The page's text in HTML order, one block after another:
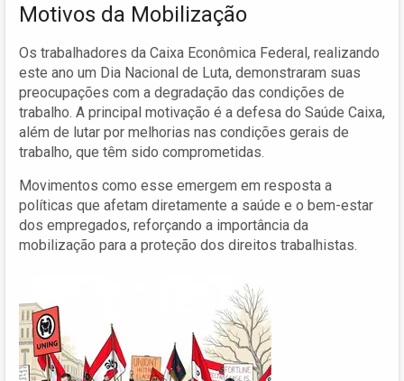
Motivos da Mobilização
Os trabalhadores da Caixa Econômica Federal, realizando
este ano um Dia Nacional de Luta, demonstraram suas
preocupações com a degradação das condições de
trabalho. A principal motivação é a defesa do Saúde Caixa,
além de lutar por melhorias nas condições gerais de
trabalho, que têm sido comprometidas.
Movimentos como esse emergem em resposta a
políticas que afetam diretamente a saúde e o bem-estar
dos empregados, reforçando a importância da
mobilização para a proteção dos direitos trabalhistas.